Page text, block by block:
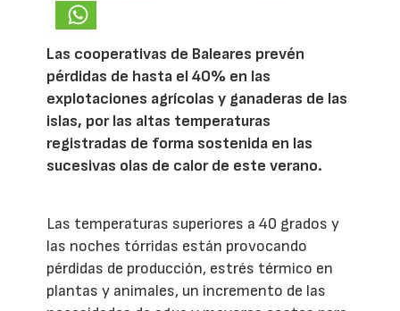
Las cooperativas de Baleares prevén
pérdidas de hasta el 40% en las
explotaciones agrícolas y ganaderas de las
islas, por las altas temperaturas
registradas de forma sostenida en las
sucesivas olas de calor de este verano.
Las temperaturas superiores a 40 grados y
las noches tórridas están provocando
pérdidas de producción, estrés térmico en
plantas y animales, un incremento de las